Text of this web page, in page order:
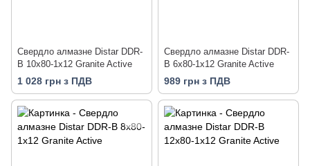
Свердло алмазне Distar DDR-
B 10x80-1x12 Granite Active
1 028 грн з ПДВ
Свердло алмазне Distar DDR-
B 6x80-1x12 Granite Active
989 грн з ПДВ